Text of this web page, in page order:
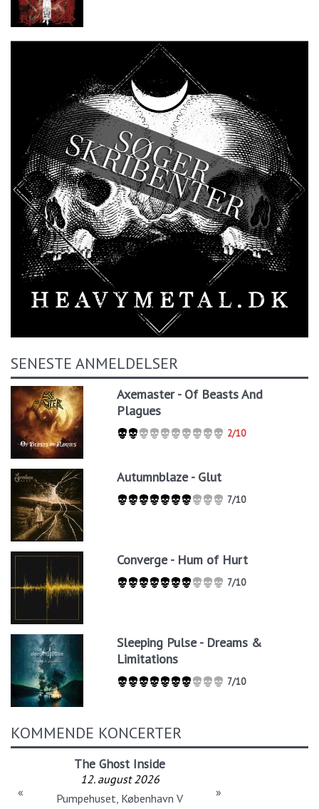
SENESTE ANMELDELSER
Axemaster - Of Beasts And
Plagues
2/10
Autumnblaze - Glut
7/10
Converge - Hum of Hurt
7/10
Sleeping Pulse - Dreams &
Limitations
7/10
KOMMENDE KONCERTER
The Ghost Inside
12. august 2026
Pumpehuset, København V
« »